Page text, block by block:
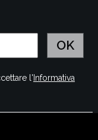
l' Informativa